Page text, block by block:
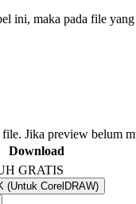
ini, maka pada file
Jika preview belum
Download
GRATIS
(Untuk CorelDRAW)